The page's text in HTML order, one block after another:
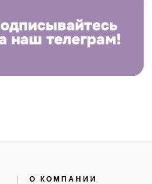
О КОМПАНИИ